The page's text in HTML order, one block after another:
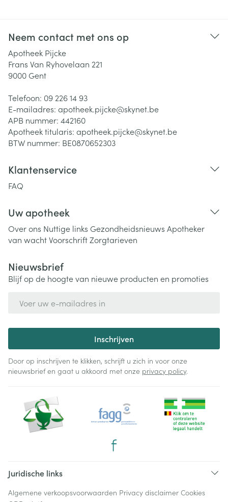
Neem contact met ons op
Apotheek Pijcke
Frans Van Ryhovelaan 221
9000 Gent
Telefoon: 09 226 14 93
E-mailadres: apotheek.pijcke@skynet.be
APB nummer: 442160
Apotheek titularis: apotheek.pijcke@skynet.be
BTW nummer: BE0870652303
Klantenservice
FAQ
Uw apotheek
Over ons Nuttige links Gezondheidsnieuws Apotheker
van wachtVoorschriftZorgtarieven
Nieuwsbrief
Blijf op de hoogte van nieuwe producten en promoties
Inschrijven
Door op inschrijven te klikken, schrijft u zich in voor onze
nieuwsbrief en gaat u akkoord met onze privacy policy.
Juridische links
Algemene verkoopsvoorwaarden Privacy disclaimer Cookies